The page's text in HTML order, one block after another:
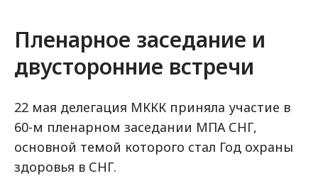
Пленарное заседание и
двусторонние встречи
22 мая делегация МККК приняла участие в
60-м пленарном заседании МПА СНГ,
основной темой которого стал Год охраны
здоровья в СНГ.